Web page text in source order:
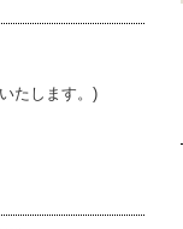
たします。)